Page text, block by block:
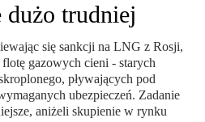
dużo trudniej
się sankcji na LNG z Rosji,
gazowych cieni - starych
pływających pod
ubezpieczeń. Zadanie
aniżeli skupienie w rynku